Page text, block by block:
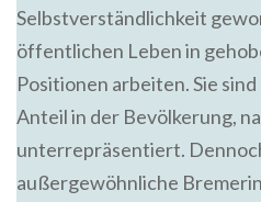
Selbstverständlichkeit
öffentlichen Leben in
Positionen arbeiten. Sie
Anteil in der Bevölkerung,
unterrepräsentiert.
außergewöhnliche